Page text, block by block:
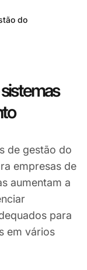
do
de gestão do
empresas de
aumentam a
para
em vários